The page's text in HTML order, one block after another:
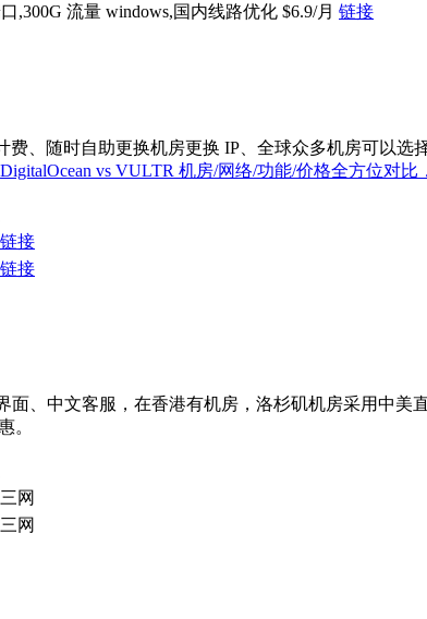
,300G 流量 windows,国内线路优化 $6.9/月 链接
、随时自助更换机房更换 IP、全球众多机房可以
DigitalOcean vs VULTR 机房/网络/功能/价格全方位对比
接
接
面、中文客服，在香港有机房，洛杉矶机房采用中
。
网
网